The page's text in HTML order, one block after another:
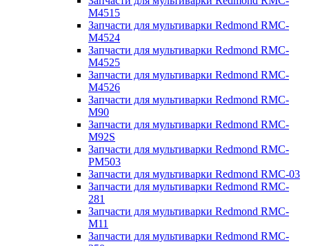
M4515
Запчасти для мультиварки Redmond RMC-
M4524
Запчасти для мультиварки Redmond RMC-
M4525
Запчасти для мультиварки Redmond RMC-
M4526
Запчасти для мультиварки Redmond RMC-
M90
Запчасти для мультиварки Redmond RMC-
M92S
Запчасти для мультиварки Redmond RMC-
PM503
Запчасти для мультиварки Redmond RMC-03
Запчасти для мультиварки Redmond RMC-
281
Запчасти для мультиварки Redmond RMC-
M11
Запчасти для мультиварки Redmond RMC-